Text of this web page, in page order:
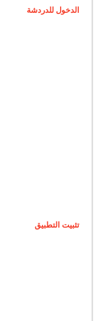
الدخول للدردشة
تثبيت التطبيق